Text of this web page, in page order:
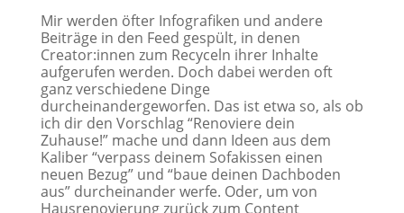
Mir werden öfter Infografiken und andere
Beiträge in den Feed gespült, in denen
Creator:innen zum Recyceln ihrer Inhalte
aufgerufen werden. Doch dabei werden oft
ganz verschiedene Dinge
durcheinandergeworfen. Das ist etwa so, als ob
ich dir den Vorschlag “Renoviere dein
Zuhause!” mache und dann Ideen aus dem
Kaliber “verpass deinem Sofakissen einen
neuen Bezug” und “baue deinen Dachboden
aus” durcheinander werfe. Oder, um von
Hausrenovierung zurück zum Content